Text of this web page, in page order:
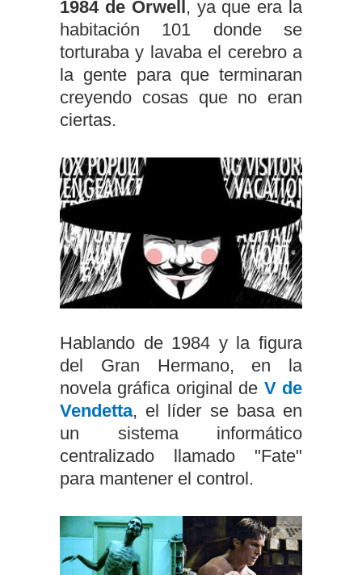
1984 de Orwell, ya que era la
habitación 101 donde se
torturaba y lavaba el cerebro a
la gente para que terminaran
creyendo cosas que no eran
ciertas.
Hablando de 1984 y la figura
del Gran Hermano, en la
novela gráfica original de V de
Vendetta, el líder se basa en
un sistema informático
centralizado llamado "Fate"
para mantener el control.